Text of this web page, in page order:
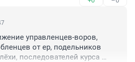
управленцев-воров,
от ер, подельников
последователей курса